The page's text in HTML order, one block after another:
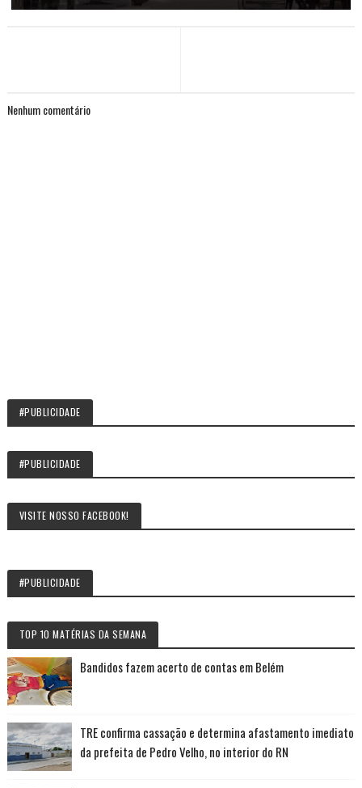
Nenhum comentário
#PUBLICIDADE
#PUBLICIDADE
VISITE NOSSO FACEBOOK!
#PUBLICIDADE
TOP 10 MATÉRIAS DA SEMANA
Bandidos fazem acerto de contas em Belém
TRE confirma cassação e determina afastamento imediato
da prefeita de Pedro Velho, no interior do RN